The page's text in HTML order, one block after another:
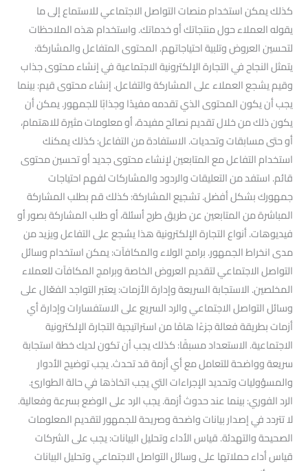
كذلك يمكن استخدام منصات التواصل الاجتماعي للاستماع إلى ما
يقوله العملاء حول منتجاتك أو خدماتك. واستخدام هذه الملاحظات
لتحسين العروض وتلبية احتياجاتهم. المحتوى المتفاعل والمشاركة:
يتمثل النجاح في التجارة الإلكترونية الاجتماعية في إنشاء محتوى جذاب
وقيم يشجع العملاء على المشاركة والتفاعل. إنشاء محتوى قيم: بينما
يجب أن يكون المحتوى الذي تقدمه مفيدًا وجذابًا للجمهور. يمكن أن
يكون ذلك من خلال تقديم نصائح مفيدة، أو معلومات مثيرة للاهتمام،
أو حتى مسابقات وتحديات. الاستفادة من التفاعل: كذلك يمكنك
استخدام التفاعل مع المتابعين لإنشاء محتوى جديد أو تحسين محتوى
قائم. استفد من التعليقات والردود والمشاركات لفهم احتياجات
جمهورك بشكل أفضل. تشجيع المشاركة: كذلك قم بطلب المشاركة
المباشرة من المتابعين عن طريق طرح أسئلة، أو طلب المشاركة بصور أو
فيديوهات. أنواع التجارة الإلكترونية هذا يشجع على التفاعل ويزيد من
مدى انخراط الجمهور. برامج الولاء والمكافآت: يمكن استخدام وسائل
التواصل الاجتماعي لتقديم العروض الخاصة وبرامج المكافآت للعملاء
المخلصين. الاستجابة السريعة وإدارة الأزمات: يعتبر التواجد الفعّال على
وسائل التواصل الاجتماعي والرد السريع على الاستفسارات وإدارة أي
أزمات بطريقة فعالة جزءًا هامًا من استراتيجية التجارة الإلكترونية
الاجتماعية. الاستعداد مسبقًا: كذلك يجب أن تكون لديك خطة استجابة
سريعة وواضحة للتعامل مع أي أزمة قد تحدث. يجب توضيح الأدوار
والمسؤوليات وتحديد الإجراءات التي يجب اتخاذها في حالة الطوارئ.
الرد الفوري: بينما عند حدوث أزمة. يجب الرد على الوضع بسرعة وفعالية.
لا تتردد في إصدار بيانات واضحة وصريحة للجمهور لتقديم المعلومات
الصحيحة والتهدئة. قياس الأداء وتحليل البيانات: يجب على الشركات
قياس أداء حملاتها على وسائل التواصل الاجتماعي وتحليل البيانات